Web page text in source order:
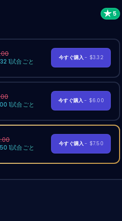
1試合ごと
今すぐ購入- $3.32
1試合ごと
今すぐ購入- $6.00
1試合ごと
今すぐ購入- $7.50